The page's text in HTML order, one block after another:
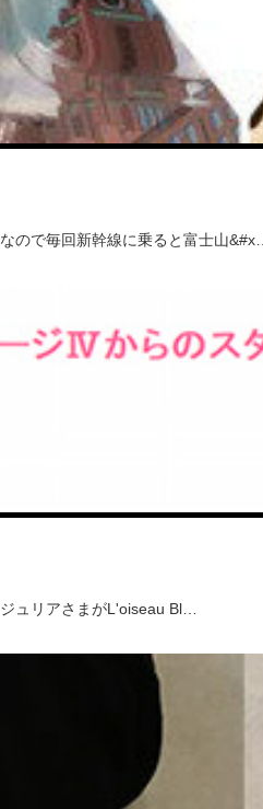
ので毎回新幹線に乗ると富士山&#x…
ュリアさまがL'oiseau Bl…